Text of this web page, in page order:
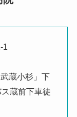
1
蔵小杉」下
蔵前下車徒